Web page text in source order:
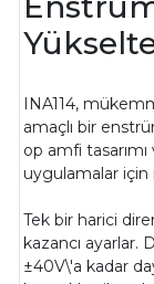
INA114,
amaçlı bir
op amfi
uygulamalar için
Tek bir harici
kazancı ayarlar.
±40V\'a kadar